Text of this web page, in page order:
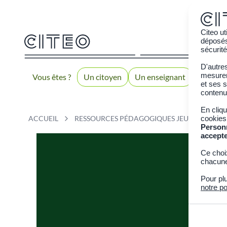
Vous êtes ? Un citoyen Un enseignant Trier
ACCUEIL RESSOURCES PÉDAGOGIQUES JEUNESSE
Citeo
et ses
En
Ce
Pour
notre